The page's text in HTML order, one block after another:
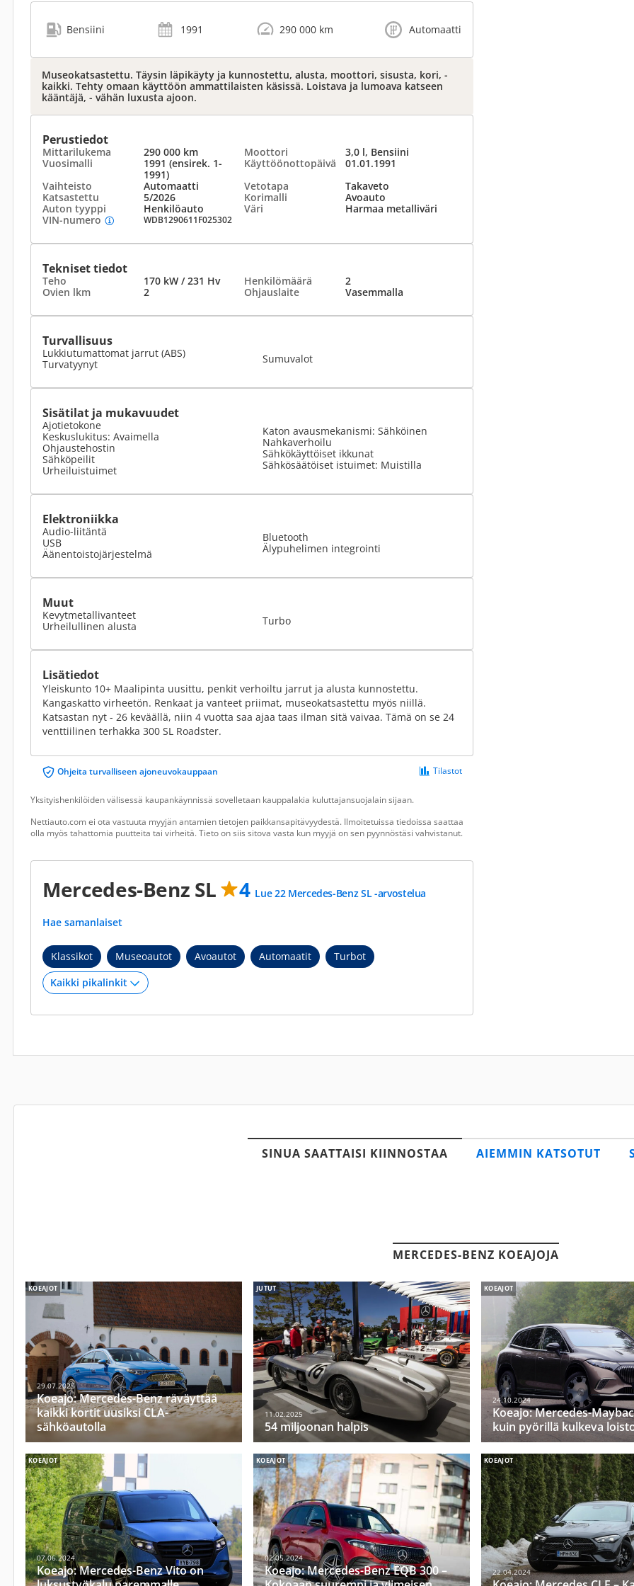
Bensiini 1991 290 000 km Automaatti
Museokatsastettu. Täysin läpikäyty ja kunnostettu, alusta, moottori, sisusta, kori, -
kaikki. Tehty omaan käyttöön ammattilaisten käsissä. Loistava ja lumoava katseen
kääntäjä, - vähän luxusta ajoon.
Perustiedot
Mittarilukema 290 000 km Moottori
3,0 l, Bensiini
Vuosimalli
1991 (ensirek. 1-
1991)
Käyttöönottopäivä
01.01.1991
Vaihteisto
Automaatti Vetotapa
Takaveto
Katsastettu
5/2026 Korimalli
Avoauto
Auton tyyppi
Henkilöauto Väri
Harmaa metalliväri
VIN-numero
WDB1290611F025302
Tekniset tiedot
Teho 170 kW / 231 Hv Henkilömäärä
2
Ovien lkm
2 Ohjauslaite Vasemmalla
Turvallisuus
Lukkiutumattomat jarrut (ABS)
Turvatyynyt
Sumuvalot
Sisätilat ja mukavuudet
Ajotietokone
Keskuslukitus: Avaimella
Ohjaustehostin
Sähköpeilit
Urheiluistuimet
Katon avausmekanismi: Sähköinen
Nahkaverhoilu
Sähkökäyttöiset ikkunat
Sähkösäätöiset istuimet: Muistilla
Elektroniikka
Audio-liitäntä
USB
Äänentoistojärjestelmä
Bluetooth
Älypuhelimen integrointi
Muut
Kevytmetallivanteet
Urheilullinen alusta
Turbo
Lisätiedot
Yleiskunto 10+ Maalipinta uusittu, penkit verhoiltu jarrut ja alusta kunnostettu.
Kangaskatto virheetön. Renkaat ja vanteet priimat, museokatsastettu myös niillä.
Katsastan nyt - 26 keväällä, niin 4 vuotta saa ajaa taas ilman sitä vaivaa. Tämä on se 24
venttiilinen terhakka 300 SL Roadster.
Ohjeita turvalliseen ajoneuvokauppaan Tilastot
Yksityishenkilöiden välisessä kaupankäynnissä sovelletaan kauppalakia kuluttajansuojalain sijaan.
Nettiauto.com ei ota vastuuta myyjän antamien tietojen paikkansapitävyydestä. Ilmoitetuissa tiedoissa saattaa
olla myös tahattomia puutteita tai virheitä. Tieto on siis sitova vasta kun myyjä on sen pyynnöstäsi vahvistanut.
Mercedes-Benz SL 4 Lue 22 Mercedes-Benz SL -arvostelua
Hae samanlaiset
Klassikot Museoautot Avoautot Automaatit Turbot
SINUA SAATTAISI KIINNOSTAA AIEMMIN KATSOTUT
MERCEDES-BENZ KOEAJOJA
KOEAJOT
29.07.2025
Koeajo: Mercedes-Benz räväyttää
kaikki kortit uusiksi CLA-
sähköautolla
JUTUT
11.02.2025
54 miljoonan halpis
KOEAJOT
24.10.2024
Koeajo: Mercedes-
kuin pyörillä kulkeva
KOEAJOT
07.06.2024
Koeajo: Mercedes-Benz Vito on
KOEAJOT
02.05.2024
Koeajo: Mercedes-Benz EQB 300 –
KOEAJOT
22.04.2024